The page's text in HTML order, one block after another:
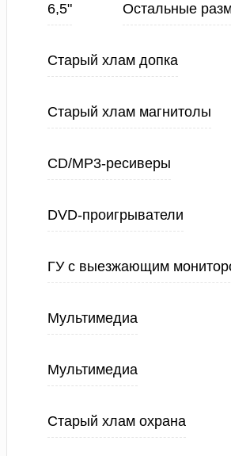
6,5" Остальные
Старый хлам допка
Старый хлам магнитолы
CD/MP3-ресиверы
DVD-проигрыватели
ГУ с выезжающим
Мультимедиа
Мультимедиа
Старый хлам охрана